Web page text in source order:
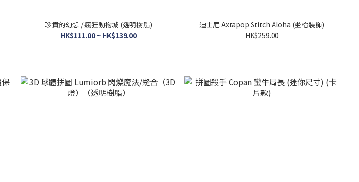
珍貴的幻想 / 瘋狂動物城 (透明樹脂)
HK$111.00 ~ HK$139.00
迪士尼 Axtapop Stitch Aloha (坐枱裝飾)
HK$259.00